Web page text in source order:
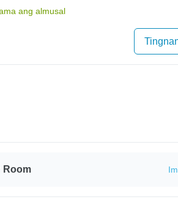
ang almusal
Room